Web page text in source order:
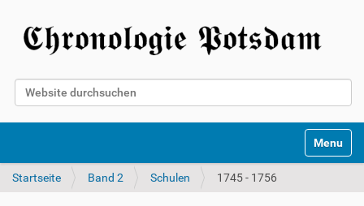
Website durchsuchen
Toggle
Startseite Band 2 Schulen 1745 - 1756